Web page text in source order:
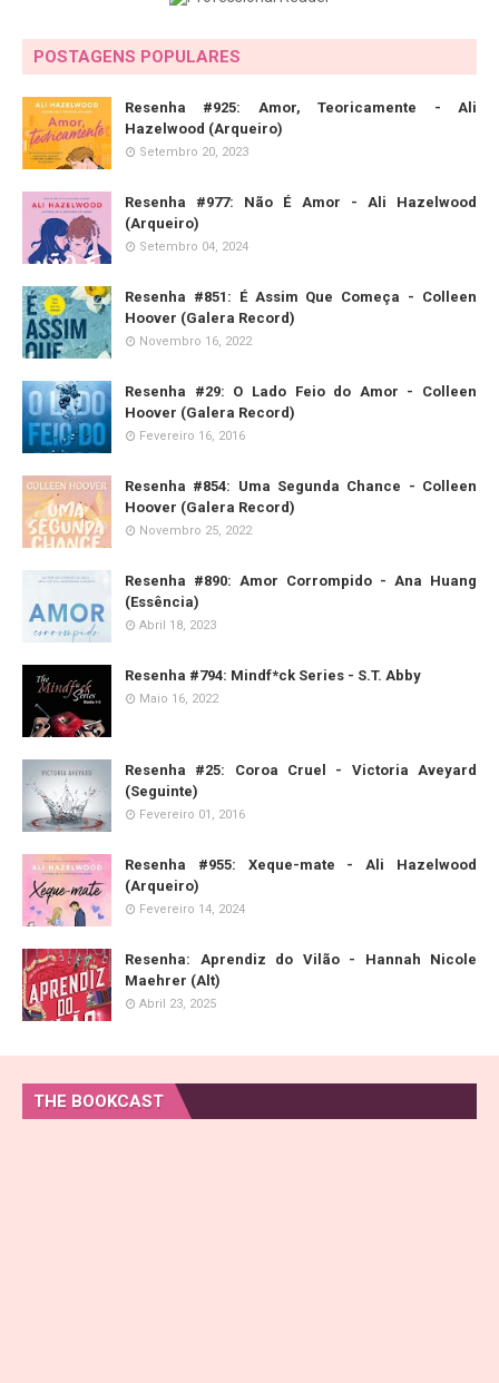
POSTAGENS POPULARES
Resenha #925: Amor, Teoricamente - Ali
Hazelwood (Arqueiro)
Setembro 20, 2023
Resenha #977: Não É Amor - Ali Hazelwood
(Arqueiro)
Setembro 04, 2024
Resenha #851: É Assim Que Começa - Colleen
Hoover (Galera Record)
Novembro 16, 2022
Resenha #29: O Lado Feio do Amor - Colleen
Hoover (Galera Record)
Fevereiro 16, 2016
Resenha #854: Uma Segunda Chance - Colleen
Hoover (Galera Record)
Novembro 25, 2022
Resenha #890: Amor Corrompido - Ana Huang
(Essência)
Abril 18, 2023
Resenha #794: Mindf*ck Series - S.T. Abby
Maio 16, 2022
Resenha #25: Coroa Cruel - Victoria Aveyard
(Seguinte)
Fevereiro 01, 2016
Resenha #955: Xeque-mate - Ali Hazelwood
(Arqueiro)
Fevereiro 14, 2024
Resenha: Aprendiz do Vilão - Hannah Nicole
Maehrer (Alt)
Abril 23, 2025
THE BOOKCAST